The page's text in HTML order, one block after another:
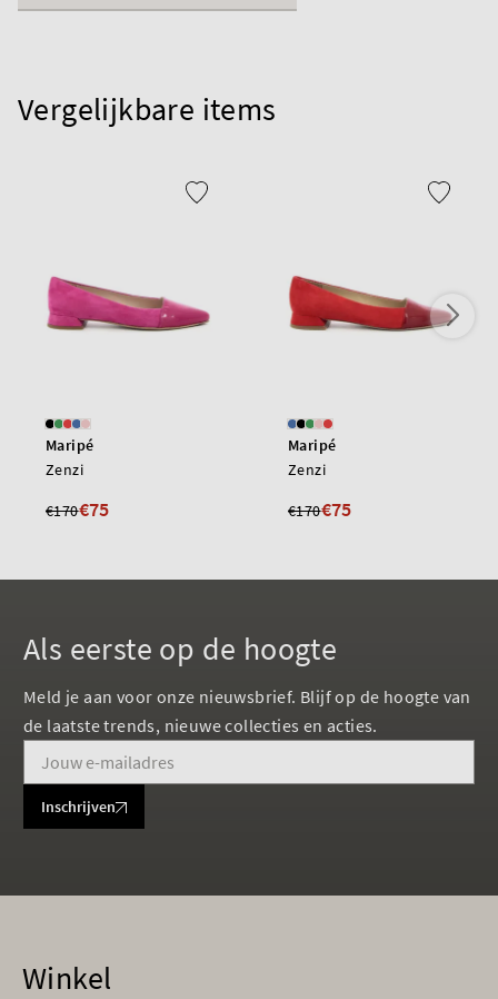
Vergelijkbare items
Maripé
Zenzi
€170€75
Maripé
Zenzi
€170€75
Als eerste op de hoogte
Meld je aan voor onze nieuwsbrief. Blijf op de hoogte van
de laatste trends, nieuwe collecties en acties.
Inschrijven
Winkel